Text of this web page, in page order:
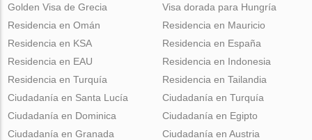
Golden Visa de Grecia
Visa dorada para Hungría
Residencia en Omán
Residencia en KSA
Residencia en EAU
Residencia en Turquía
Residencia en Mauricio
Residencia en España
Residencia en Indonesia
Residencia en Tailandia
Ciudadanía en Santa Lucía
Ciudadanía en Dominica
Ciudadanía en Granada
Ciudadanía en Turquía
Ciudadanía en Egipto
Ciudadanía en Austria